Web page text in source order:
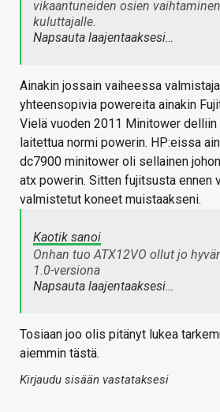
vikaantuneiden osien
kuluttajalle.
Napsauta laajentaaksesi…
Ainakin jossain vaiheessa
yhteensopivia powereita ainakin
Vielä vuoden 2011 Minitower
laitettua normi powerin. HP:eissa
dc7900 minitower oli sellainen
atx powerin. Sitten fujitsusta ennen
valmistetut koneet muistaakseni.
Kaotik sanoi
Onhan tuo ATX12VO ollut jo
1.0-versiona
Napsauta laajentaaksesi…
Tosiaan joo olis pitänyt lukea
aiemmin tästä.
Kirjaudu sisään vastataksesi